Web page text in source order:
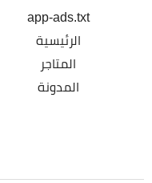
app-ads.txt
الرئيسية
المتاجر
المدونة